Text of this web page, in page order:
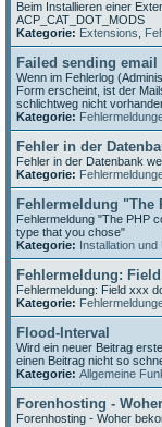
Beim Installieren einer
ACP_CAT_DOT_MODS
Kategorie: Extensions
Failed sending email
Wenn im Fehlerlog
Form erscheint, ist der
schlichtweg nicht
Kategorie:
Fehler in der
Fehler in der Datenbank
Kategorie:
Fehlermeldung "The
Fehlermeldung "The PHP
type that you chose"
Kategorie: Installation und
Fehlermeldung:
Fehlermeldung: Field xxx
Kategorie:
Flood-Interval
Wird ein neuer Beitrag
einen Beitrag nicht so
Kategorie: Allgemeine
Forenhosting -
Forenhosting - Woher